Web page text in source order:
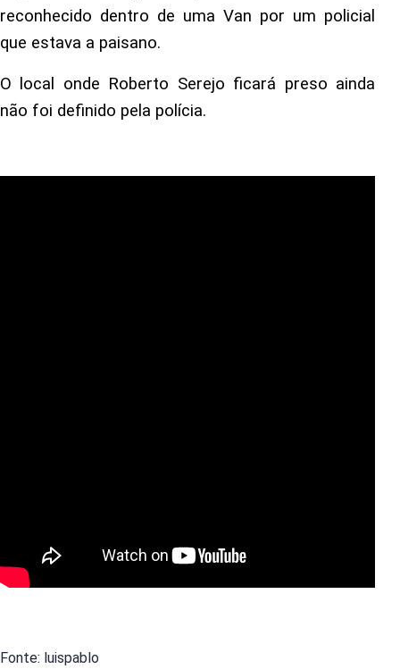
reconhecido dentro de uma Van por um policial
que estava a paisano.
O local onde Roberto Serejo ficará preso ainda
não foi definido pela polícia.
Fonte: luispablo